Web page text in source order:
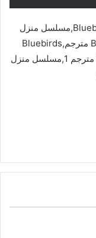
مسلسل منزل الطائر الأزرق,Bluebirds House,مسلسل منزل
الطائر الأزرق الحلقة 1,Bluebirds House مترجم,Bluebirds
House مترجم الحلقة 1,Bluebirds House مترجم 1,مسلسل منزل